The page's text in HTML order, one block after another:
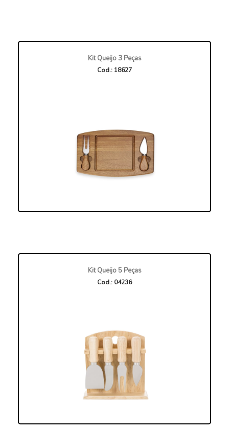
Kit Queijo 3 Peças
Cod.: 18627
Kit Queijo 5 Peças
Cod.: 04236